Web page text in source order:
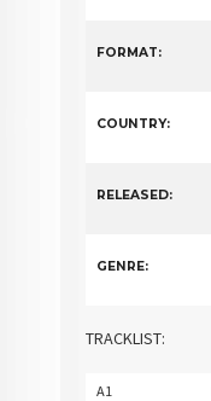
FORMAT:
COUNTRY:
RELEASED:
GENRE:
TRACKLIST:
A1